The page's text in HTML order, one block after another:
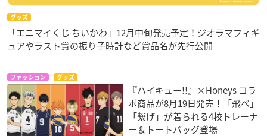
グッズ
「エニマイくじ ちいかわ」12月中旬発売予定！ジオラマフィギ
ュアやラスト賞の振り子時計など賞品名が先行公開
ファッション グッズ
『ハイキュー!!』×Honeys コラ
ボ商品が8月19日発売！「飛べ」
「繋げ」が着られる4校トレーナ
ー＆トートバッグ登場